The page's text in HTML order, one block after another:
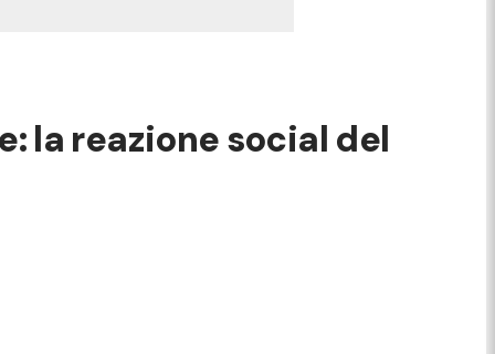
la reazione social del